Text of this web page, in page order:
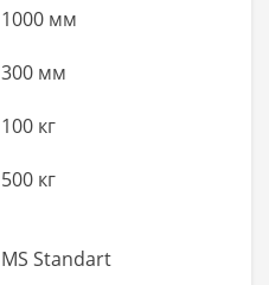
1000 мм
300 мм
100 кг
500 кг
MS Standart